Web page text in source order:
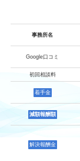
事務所名
Google口コミ
初回相談料
着手金
減額報酬額
解決報酬金